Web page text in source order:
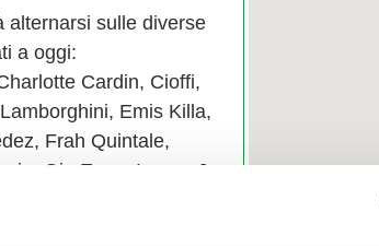
alternarsi sulle diverse
a oggi:
Cardin, Cioffi,
Emis Killa,
Frah Quintale,
Gio Evan, Irama, J-
Merk & Kremont,
Iezzi, Pinguini